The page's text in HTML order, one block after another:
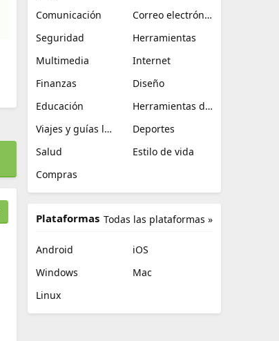
Comunicación
Correo electrónico
Seguridad
Herramientas
Multimedia
Internet
Finanzas
Diseño
Educación
Herramientas de TI
Viajes y guías locales
Deportes
Salud
Estilo de vida
Compras
Todas las plataformas »
Plataformas
Android
iOS
Windows
Mac
Linux